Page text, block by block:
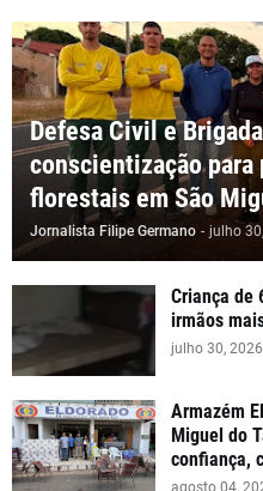
Defesa Civil e
conscientização
florestais em São
Jornalista Filipe Germano - julho
Criança de
irmãos
julho 30, 2026
Armazém
Miguel do
confiança,